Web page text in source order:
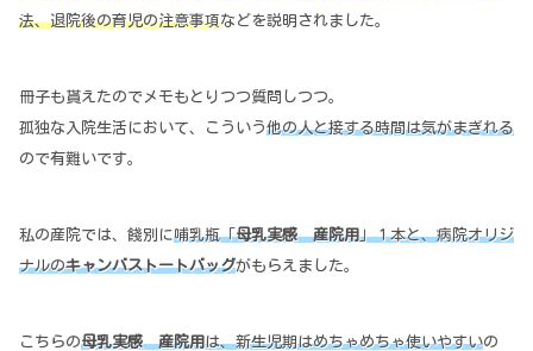
法、退院後の育児の注意事項などを説明されました。
冊子も貰えたのでメモもとりつつ質問しつつ。
孤独な入院生活において、こういう他の人と接する時間は気がまぎれる
ので有難いです。
私の産院では、餞別に哺乳瓶「母乳実感 産院用」１本と、病院オリジ
ナルのキャンバストートバッグがもらえました。
こちらの母乳実感 産院用は、新生児期はめちゃめちゃ使いやすいの